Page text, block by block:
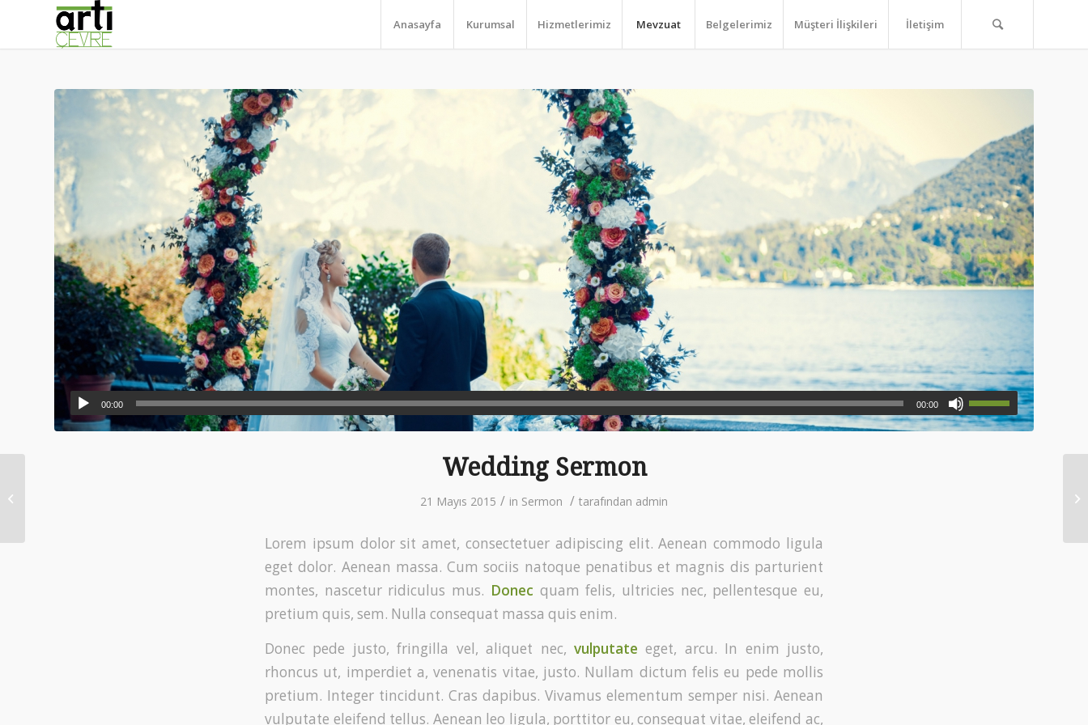
Anasayfa Kurumsal Hizmetlerimiz Mevzuat Belgelerimiz Müşteri İlişkileri İletişim
00:00 00:00
Wedding Sermon
21 Mayıs 2015 / in Sermon / tarafından admin
Lorem ipsum dolor sit amet, consectetuer adipiscing elit. Aenean commodo ligula
eget dolor. Aenean massa. Cum sociis natoque penatibus et magnis dis parturient
montes, nascetur ridiculus mus. Donec quam felis, ultricies nec, pellentesque eu,
pretium quis, sem. Nulla consequat massa quis enim.
Donec pede justo, fringilla vel, aliquet nec, vulputate eget, arcu. In enim justo,
rhoncus ut, imperdiet a, venenatis vitae, justo. Nullam dictum felis eu pede mollis
pretium. Integer tincidunt. Cras dapibus. Vivamus elementum semper nisi. Aenean
vulputate eleifend tellus. Aenean leo ligula, porttitor eu, consequat vitae, eleifend ac,